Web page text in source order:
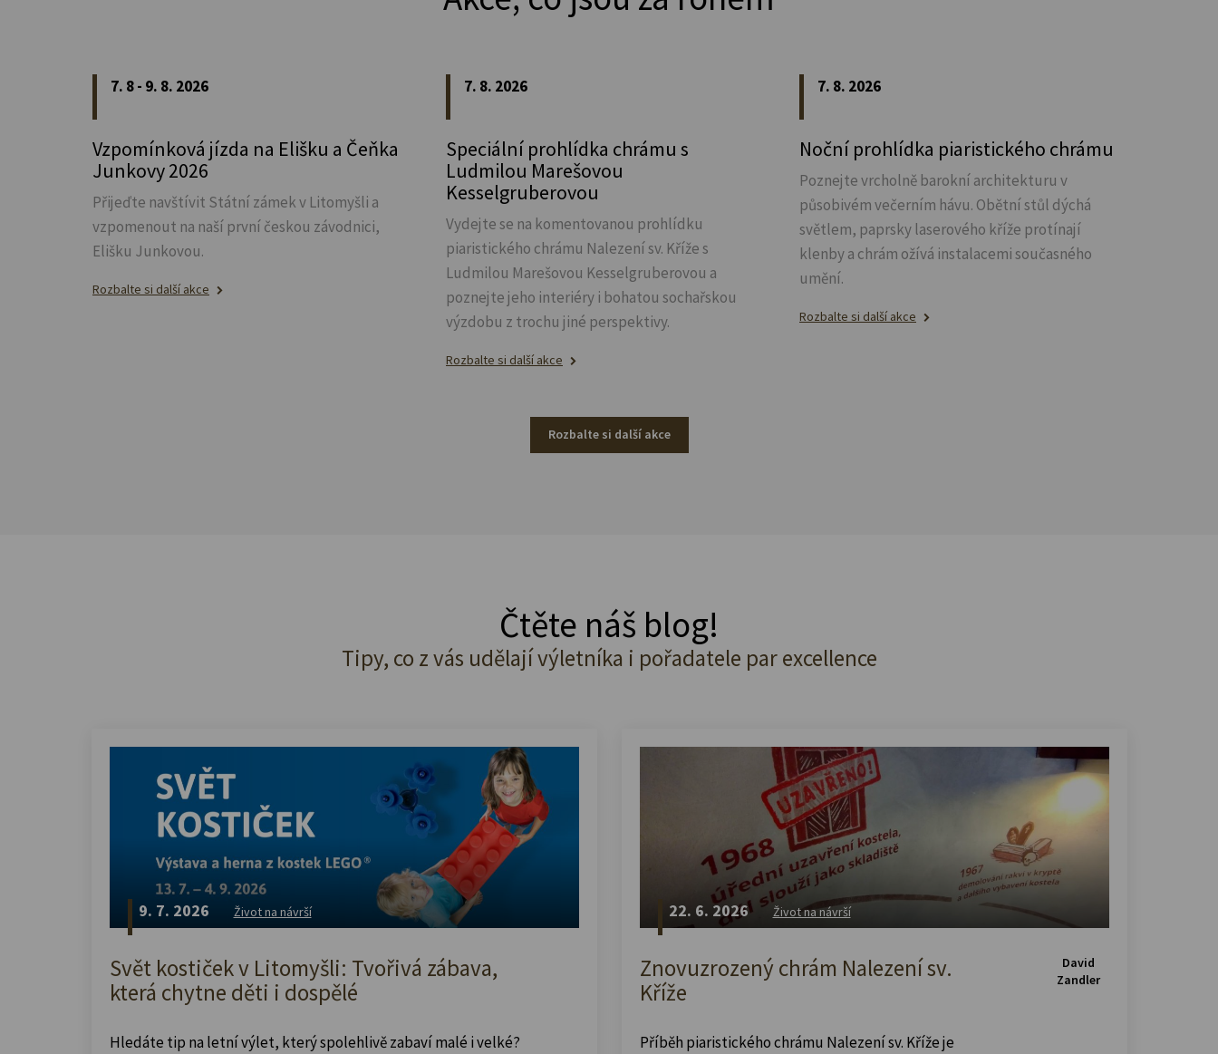
7. 8 - 9. 8. 2026
Vzpomínková jízda na Elišku a Čeňka
Junkovy 2026
Přijeďte navštívit Státní zámek v Litomyšli a
vzpomenout na naší první českou závodnici,
Elišku Junkovou.
Rozbalte si další akce
7. 8. 2026
Speciální prohlídka chrámu s
Ludmilou Marešovou
Kesselgruberovou
Vydejte se na komentovanou prohlídku
piaristického chrámu Nalezení sv. Kříže s
Ludmilou Marešovou Kesselgruberovou a
poznejte jeho interiéry i bohatou sochařskou
výzdobu z trochu jiné perspektivy.
Rozbalte si další akce
7. 8. 2026
Noční prohlídka piaristického chrámu
Poznejte vrcholně barokní architekturu v
působivém večerním hávu. Obětní stůl dýchá
světlem, paprsky laserového kříže protínají
klenby a chrám ožívá instalacemi současného
umění.
Rozbalte si další akce
Rozbalte si další akce
Čtěte náš blog!
Tipy, co z vás udělají výletníka i pořadatele par excellence
9. 7. 2026 Život na návrší
Svět kostiček v Litomyšli: Tvořivá zábava,
která chytne děti i dospělé
Hledáte tip na letní výlet, který spolehlivě zabaví malé i velké?
22. 6. 2026 Život na návrší
Znovuzrozený chrám Nalezení sv.
Kříže
Příběh piaristického chrámu Nalezení sv. Kříže je
David
Zandler